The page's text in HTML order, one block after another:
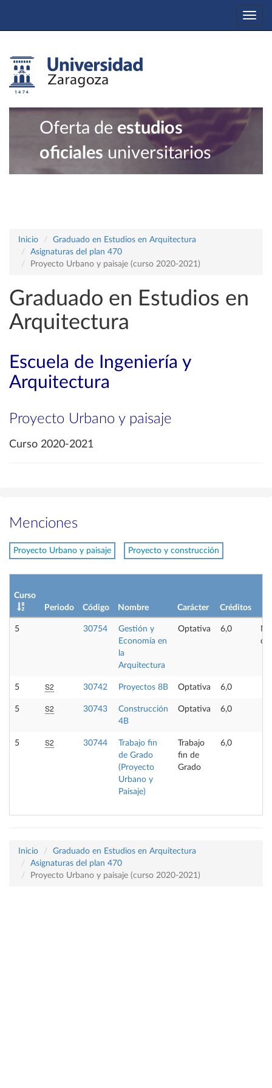
Oferta de estudios
oficiales universitarios
Inicio
Graduado en Estudios en Arquitectura
Asignaturas del plan 470
Proyecto Urbano y paisaje (curso 2020-2021)
Graduado en Estudios en
Arquitectura
Escuela de Ingeniería y
Arquitectura
Proyecto Urbano y paisaje
Curso 2020-2021
Menciones
Proyecto Urbano y paisaje Proyecto y construcción
Curso
Periodo
Código Nombre Carácter Créditos
5 30754
Gestión y
Economía en
la
Arquitectura
Optativa 6,0
No
5 S2 30742 Proyectos 8B Optativa 6,0
5 S2 30743
Construcción
4B
Optativa 6,0
5 S2 30744
Trabajo fin
de Grado
(Proyecto
Urbano y
Paisaje)
Trabajo
fin de
Grado
6,0
Inicio
Graduado en Estudios en Arquitectura
Asignaturas del plan 470
Proyecto Urbano y paisaje (curso 2020-2021)